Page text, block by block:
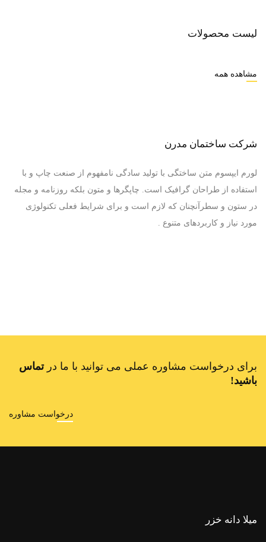
لیست محصولات
مشاهده همه
شرکت ساختمان مدرن
لورم ایپسوم متن ساختگی با تولید سادگی نامفهوم از صنعت چاپ و با
استفاده از طراحان گرافیک است. چاپگرها و متون بلکه روزنامه و مجله
در ستون و سطرآنچنان که لازم است و برای شرایط فعلی تکنولوژی
مورد نیاز و کاربردهای متنوع .
برای درخواست مشاوره عملی می توانید با ما درتماس
باشید!
درخواست مشاوره
میلا دانه خزر